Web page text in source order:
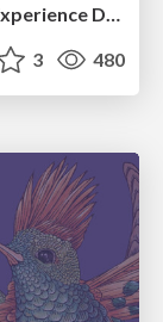
More Than Pixels: Becoming A User Experience Designer
3 480